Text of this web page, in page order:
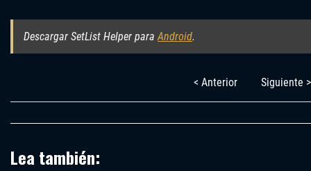
Descargar SetList Helper paraAndroid.
< Anterior Siguiente >
Lea también: